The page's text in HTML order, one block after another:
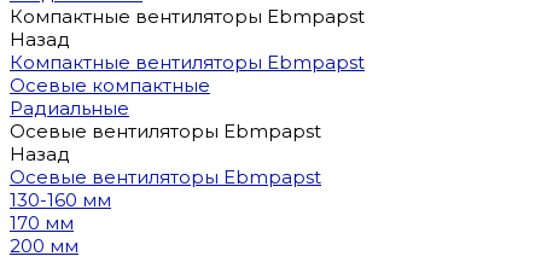
Компактные вентиляторы Ebmpapst
Назад
Компактные вентиляторы Ebmpapst
Осевые компактные
Радиальные
Осевые вентиляторы Ebmpapst
Назад
Осевые вентиляторы Ebmpapst
130-160 мм
170 мм
200 мм